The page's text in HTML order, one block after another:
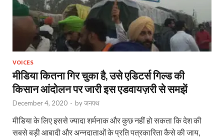
VOICES
मीडिया कितना गिर चुका है, उसे एडिटर्स गिल्‍ड की
किसान आंदोलन पर जारी इस एडवायज़री से समझें
December 4, 2020 - byजनपथ
मीडिया के लिए इससे ज्‍यादा शर्मनाक और कुछ नहीं हो सकता कि देश की
सबसे बड़ी आबादी और अन्‍नदाताओं के प्रति पत्रकारिता कैसे की जाय,